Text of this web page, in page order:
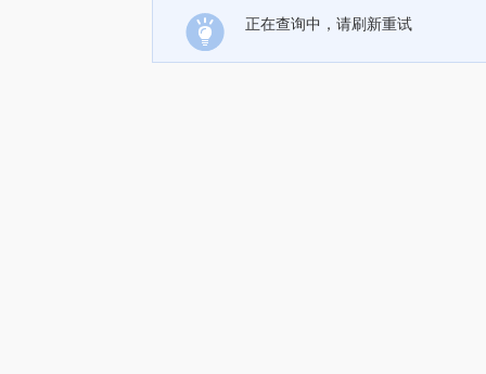
正在查询中，请刷新重试